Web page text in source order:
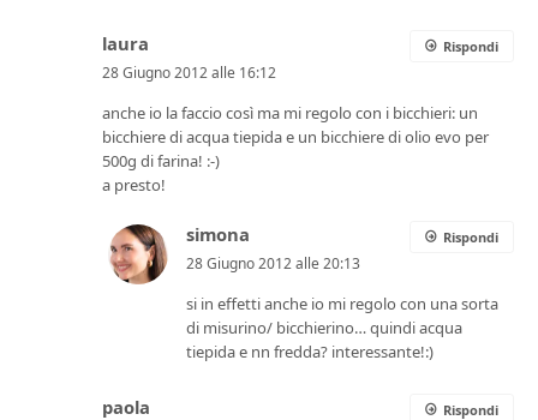
laura
28 Giugno 2012 alle 16:12
anche io la faccio così ma mi regolo con i bicchieri: un
bicchiere di acqua tiepida e un bicchiere di olio evo per
500g di farina! :-)
a presto!
Rispondi
simona
28 Giugno 2012 alle 20:13
si in effetti anche io mi regolo con una sorta
di misurino/ bicchierino… quindi acqua
tiepida e nn fredda? interessante!:)
Rispondi
paola Rispondi